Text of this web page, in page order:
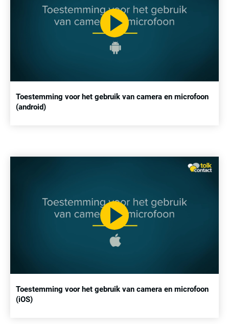
Toestemming voor het gebruik van camera en microfoon
(android)
Toestemming voor het gebruik van camera en microfoon
(iOS)